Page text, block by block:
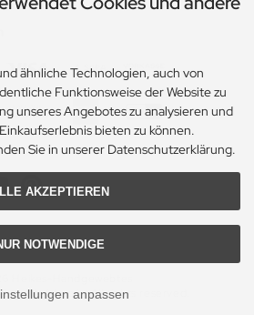
shop/ - All rights reserved.
ähnliche Technologien, auch von
Funktionsweise der Website zu
unseres Angebotes zu analysieren und
bieten zu können.
Sie in unserer Datenschutzerklärung.
AKZEPTIEREN
NOTWENDIGE
anpassen